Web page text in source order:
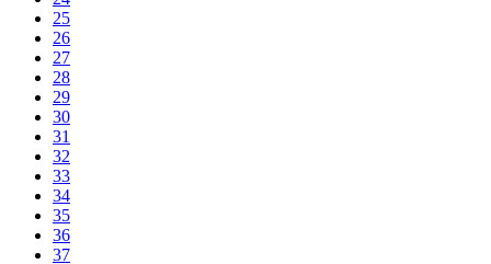
25
26
27
28
29
30
31
32
33
34
35
36
37